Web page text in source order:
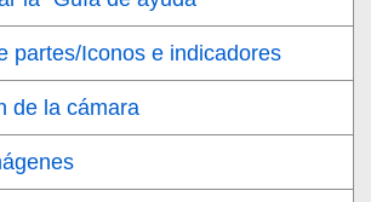
partes/Iconos e indicadores
de la cámara